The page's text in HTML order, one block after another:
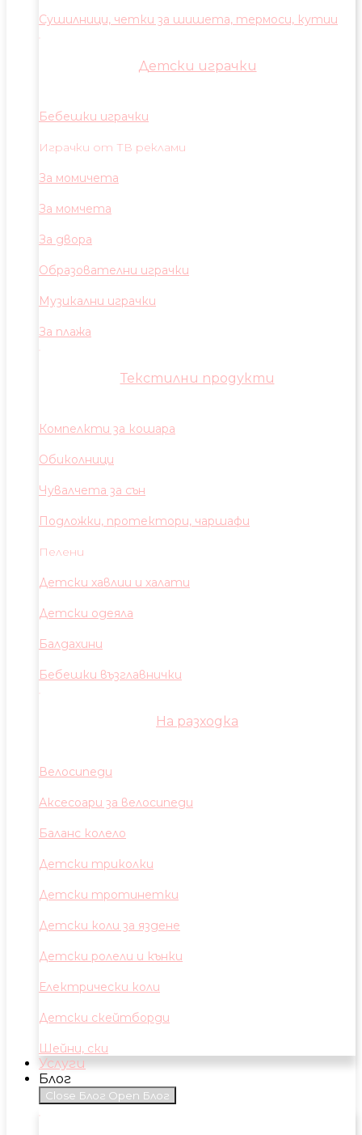
Сушилници, четки за шишета, термоси, кутии
Детски играчки
Бебешки играчки
Играчки от ТВ реклами
За момичета
За момчета
За двора
Образователни играчки
Музикални играчки
За плажа
Текстилни продукти
Компелкти за кошара
Обиколници
Чувалчета за сън
Подложки, протектори, чаршафи
Пелени
Детски хавлии и халати
Детски одеяла
Балдахини
Бебешки възглавнички
На разходка
Велосипеди
Аксесоари за велосипеди
Баланс колело
Детски триколки
Детски тротинетки
Детски коли за яздене
Детски ролели и кънки
Електрически коли
Детски скейтборди
Шейни, ски
Услуги
Блог
Close Блог Open Блог